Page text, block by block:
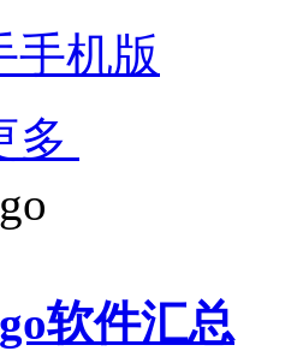
手机版
多
软件汇总